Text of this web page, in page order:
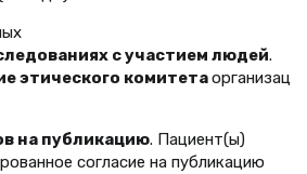
с участием людей.
этического комитетаорганизац
на публикацию. Пациент(ы)
согласие на публикацию